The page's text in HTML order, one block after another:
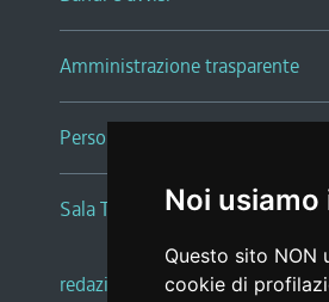
Noi
Questo sito NON
cookie di
Amministrazione trasparente
Persone e Uffici
Sala Tiziano Tessitori
redazione web |note legali |